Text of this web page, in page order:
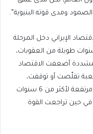
ومدى قوته البنيوية”.
الإيراني دخل المرحلة
طويلة من العقوبات،
المشددة أضعفت الاقتصاد
تقلّصت أو توقفت،
والاستثمار تراجع، ومعدلات التضخم بقيت مرتفعة لأكثر من 6 سنوات
في حين تراجعت القوة